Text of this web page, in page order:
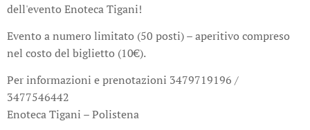
dell'evento Enoteca Tigani!
Evento a numero limitato (50 posti) – aperitivo compreso
nel costo del biglietto (10€).
Per informazioni e prenotazioni 3479719196 /
3477546442
Enoteca Tigani – Polistena